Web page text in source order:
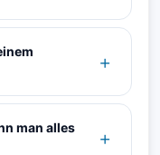
man alles